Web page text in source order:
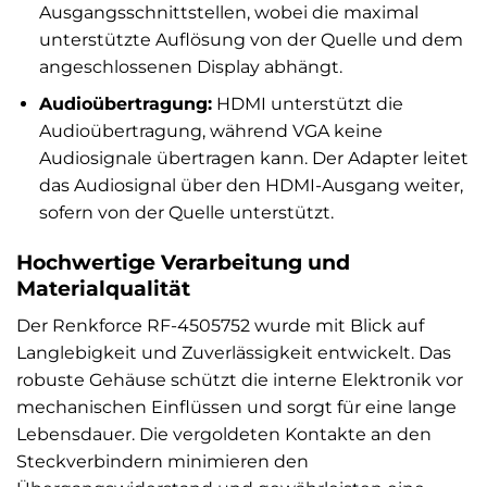
Ausgangsschnittstellen, wobei die maximal
unterstützte Auflösung von der Quelle und dem
angeschlossenen Display abhängt.
Audioübertragung:HDMI unterstützt die
Audioübertragung, während VGA keine
Audiosignale übertragen kann. Der Adapter leitet
das Audiosignal über den HDMI-Ausgang weiter,
sofern von der Quelle unterstützt.
Hochwertige Verarbeitung und
Materialqualität
Der Renkforce RF-4505752 wurde mit Blick auf
Langlebigkeit und Zuverlässigkeit entwickelt. Das
robuste Gehäuse schützt die interne Elektronik vor
mechanischen Einflüssen und sorgt für eine lange
Lebensdauer. Die vergoldeten Kontakte an den
Steckverbindern minimieren den